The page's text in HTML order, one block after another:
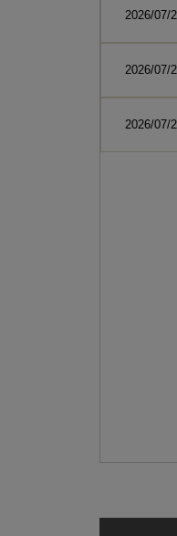
2026/07/
2026/07/
2026/07/